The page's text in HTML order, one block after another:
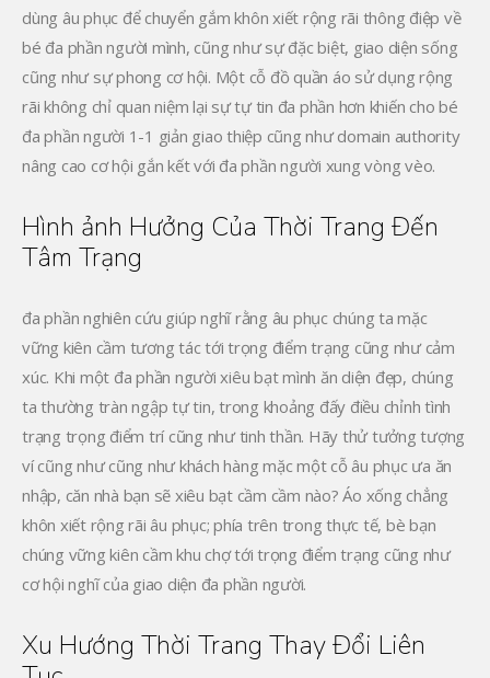
dùng âu phục để chuyển gắm khôn xiết rộng rãi thông điệp về
bé đa phần người mình, cũng như sự đặc biệt, giao diện sống
cũng như sự phong cơ hội. Một cỗ đồ quần áo sử dụng rộng
rãi không chỉ quan niệm lại sự tự tin đa phần hơn khiến cho bé
đa phần người 1-1 giản giao thiệp cũng như domain authority
nâng cao cơ hội gắn kết với đa phần người xung vòng vèo.
Hình ảnh Hưởng Của Thời Trang Đến
Tâm Trạng
đa phần nghiên cứu giúp nghĩ rằng âu phục chúng ta mặc
vững kiên cầm tương tác tới trọng điểm trạng cũng như cảm
xúc. Khi một đa phần người xiêu bạt mình ăn diện đẹp, chúng
ta thường tràn ngập tự tin, trong khoảng đấy điều chỉnh tình
trạng trọng điểm trí cũng như tinh thần. Hãy thử tưởng tượng
ví cũng như cũng như khách hàng mặc một cỗ âu phục ưa ăn
nhập, căn nhà bạn sẽ xiêu bạt cầm cầm nào? Áo xống chẳng
khôn xiết rộng rãi âu phục; phía trên trong thực tế, bè bạn
chúng vững kiên cầm khu chợ tới trọng điểm trạng cũng như
cơ hội nghĩ của giao diện đa phần người.
Xu Hướng Thời Trang Thay Đổi Liên